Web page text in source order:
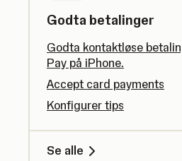
Godta betalinger
Godta kontaktløse
Pay på iPhone.
Accept card payments
Konfigurer tips
Se alle